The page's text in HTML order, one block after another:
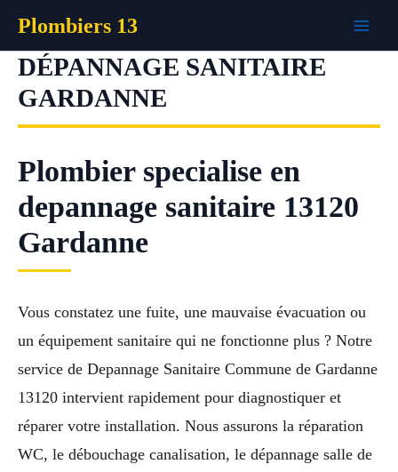
contenu
Plombiers 13
DÉPANNAGE SANITAIRE
GARDANNE
Plombier specialise en
depannage sanitaire 13120
Gardanne
Vous constatez une fuite, une mauvaise évacuation ou
un équipement sanitaire qui ne fonctionne plus ? Notre
service de Depannage Sanitaire Commune de Gardanne
13120 intervient rapidement pour diagnostiquer et
réparer votre installation. Nous assurons la réparation
WC, le débouchage canalisation, le dépannage salle de